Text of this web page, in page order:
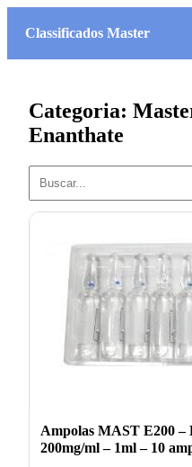
Classificados Master
Categoria:
Enanthate
Ampolas MAST E200 –
200mg/ml – 1ml – 10